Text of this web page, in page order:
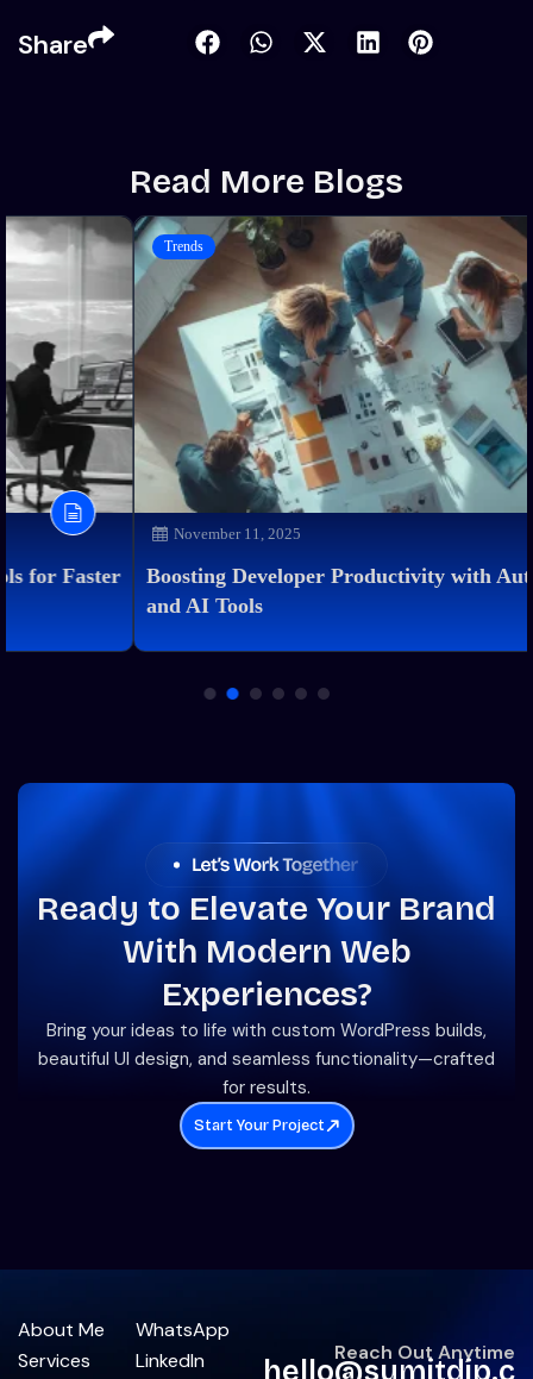
Share
Read More Blogs
Trends
November 11, 2025
Boosting Developer Productivity with Automation
and AI Tools
Ready to Elevate Your Brand
With Modern Web
Experiences?
Bring your ideas to life with custom WordPress builds,
beautiful UI design, and seamless functionality—crafted
for results.
Start Your Project
About Me
Services
WhatsApp
LinkedIn
Reach Out Anytime
hello@sumitdip.c